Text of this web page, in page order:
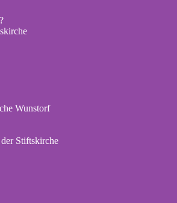
Wunstorf
Stiftskirche